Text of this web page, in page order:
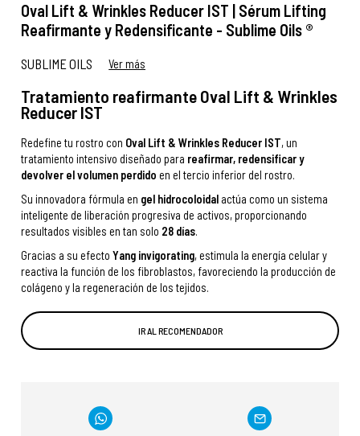
Oval Lift & Wrinkles Reducer IST | Sérum Lifting
Reafirmante y Redensificante - Sublime Oils ®
SUBLIME OILS Ver más
Tratamiento reafirmante Oval Lift & Wrinkles
Reducer IST
Redefine tu rostro con Oval Lift & Wrinkles Reducer IST, un
tratamiento intensivo diseñado para reafirmar, redensificar y
devolver el volumen perdido en el tercio inferior del rostro.
Su innovadora fórmula en gel hidrocoloidal actúa como un sistema
inteligente de liberación progresiva de activos, proporcionando
resultados visibles en tan solo 28 días.
Gracias a su efectoYang invigorating, estimula la energía celular y
reactiva la función de los fibroblastos, favoreciendo la producción de
colágeno y la regeneración de los tejidos.
IR AL RECOMENDADOR